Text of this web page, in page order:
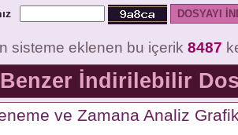
sisteme eklenen bu içerik 8487
Benzer İndirilebilir
ve Zamana Analiz